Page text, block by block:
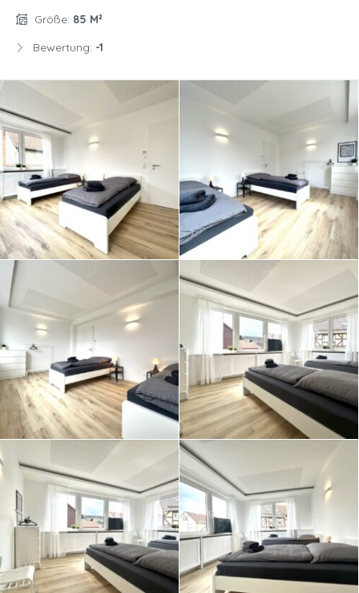
Größe: 85 M²
Bewertung: -1